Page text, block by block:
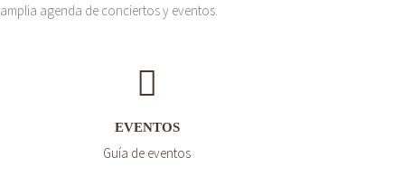
amplia agenda de conciertos y eventos.
EVENTOS
Guía de eventos